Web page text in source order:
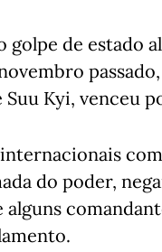
golpe de estado
Kyi, venceu
do poder,
alguns